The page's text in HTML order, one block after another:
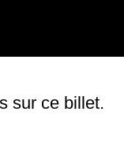
sur ce billet.